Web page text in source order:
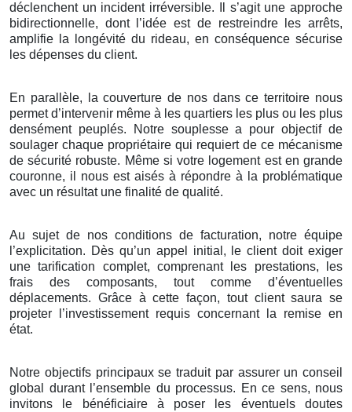
déclenchent un incident irréversible. Il s’agit une approche
bidirectionnelle, dont l’idée est de restreindre les arrêts,
amplifie la longévité du rideau, en conséquence sécurise
les dépenses du client.
En parallèle, la couverture de nos dans ce territoire nous
permet d’intervenir même à les quartiers les plus ou les plus
densément peuplés. Notre souplesse a pour objectif de
soulager chaque propriétaire qui requiert de ce mécanisme
de sécurité robuste. Même si votre logement est en grande
couronne, il nous est aisés à répondre à la problématique
avec un résultat une finalité de qualité.
Au sujet de nos conditions de facturation, notre équipe
l’explicitation. Dès qu’un appel initial, le client doit exiger
une tarification complet, comprenant les prestations, les
frais des composants, tout comme d’éventuelles
déplacements. Grâce à cette façon, tout client saura se
projeter l’investissement requis concernant la remise en
état.
Notre objectifs principaux se traduit par assurer un conseil
global durant l’ensemble du processus. En ce sens, nous
invitons le bénéficiaire à poser les éventuels doutes